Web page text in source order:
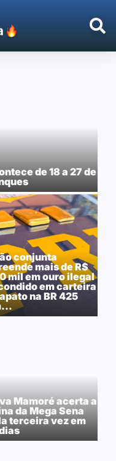
de 18 a 27 de
conjunta
mais de R$
mil em ouro ilegal
em carteira
na BR 425
Mamoré acerta a
da Mega Sena
terceira vez em